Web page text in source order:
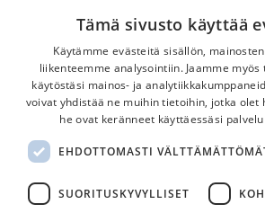
Scott Speedster Gravel 30
Laadukas, kevyt ja ketterä gravel-pyörä
Tämä sivusto käyttää
Käytämme evästeitä sisällön,
liikenteemme analysointiin. Jaamme
käytöstäsi mainos- ja
voivat yhdistää ne muihin tietoihin, jotka olet
he ovat keränneet käyttäessäsi
EHDOTTOMASTI
SUORITUSKYVYLLISET